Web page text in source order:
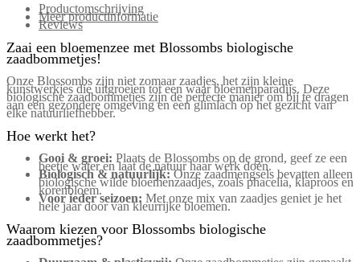
Productomschrijving
Meer productinformatie
Reviews
Zaai een bloemenzee met Blossombs biologische
zaadbommetjes!
Onze Blossombs zijn niet zomaar zaadjes, het zijn kleine
kunstwerkjes die uitgroeien tot een waar bloemenparadijs. Deze
biologische zaadbommetjes zijn de perfecte manier om bij te dragen
aan een gezondere omgeving en een glimlach op het gezicht van
elke natuurliefhebber.
Hoe werkt het?
Gooi & groei: Plaats de Blossombs op de grond, geef ze een
beetje water en laat de natuur haar werk doen.
Biologisch & natuurlijk:Onze zaadmengsels bevatten alleen
biologische wilde bloemenzaadjes, zoals phacelia, klaproos en
korenbloem.
Voor ieder seizoen: Met onze mix van zaadjes geniet je het
hele jaar door van kleurrijke bloemen.
Waarom kiezen voor Blossombs biologische
zaadbommetjes?